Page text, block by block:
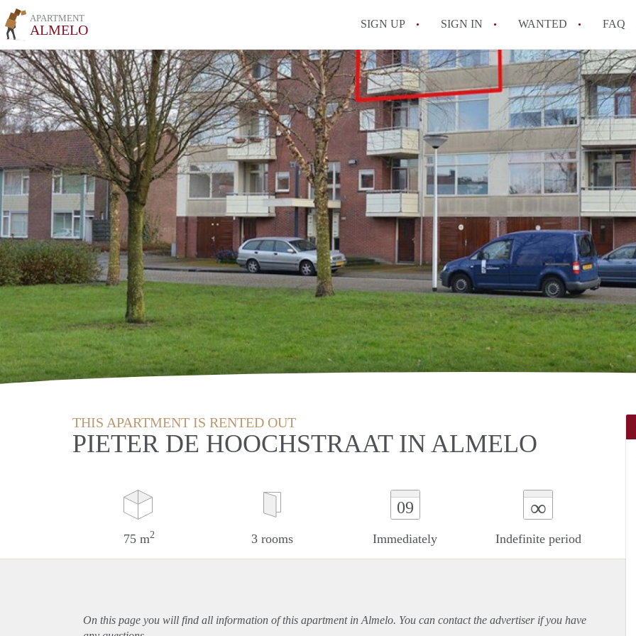
APARTMENT
ALMELO SIGN UP SIGN IN WANTED FAQ
All FAQs
THIS APARTMENT IS RENTED OUT
PIETER DE HOOCHSTRAAT IN ALMELO
75 m2 3 rooms
09
Immediately
∞
Indefinite period
On this page you will find all information of this apartmentin Almelo. You can contact the advertiser if you have